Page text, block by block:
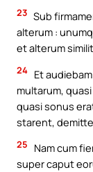
23 Sub
alterum :
et alterum
24 Et
multarum,
quasi sonus
starent,
25
Nam cum
super caput